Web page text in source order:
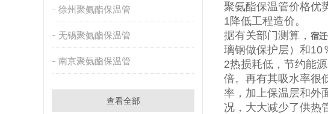
徐州聚氨酯保温管
无锡聚氨酯保温管
南京聚氨酯保温管
查看全部
聚氨酯保温管价格优
1降低工程造价。
据有关部门测算， 宿
璃钢做保护层）和10
2热损耗低，节约能
倍。再有其吸水率很
率，加上保温层和外
况，大大减少了供热